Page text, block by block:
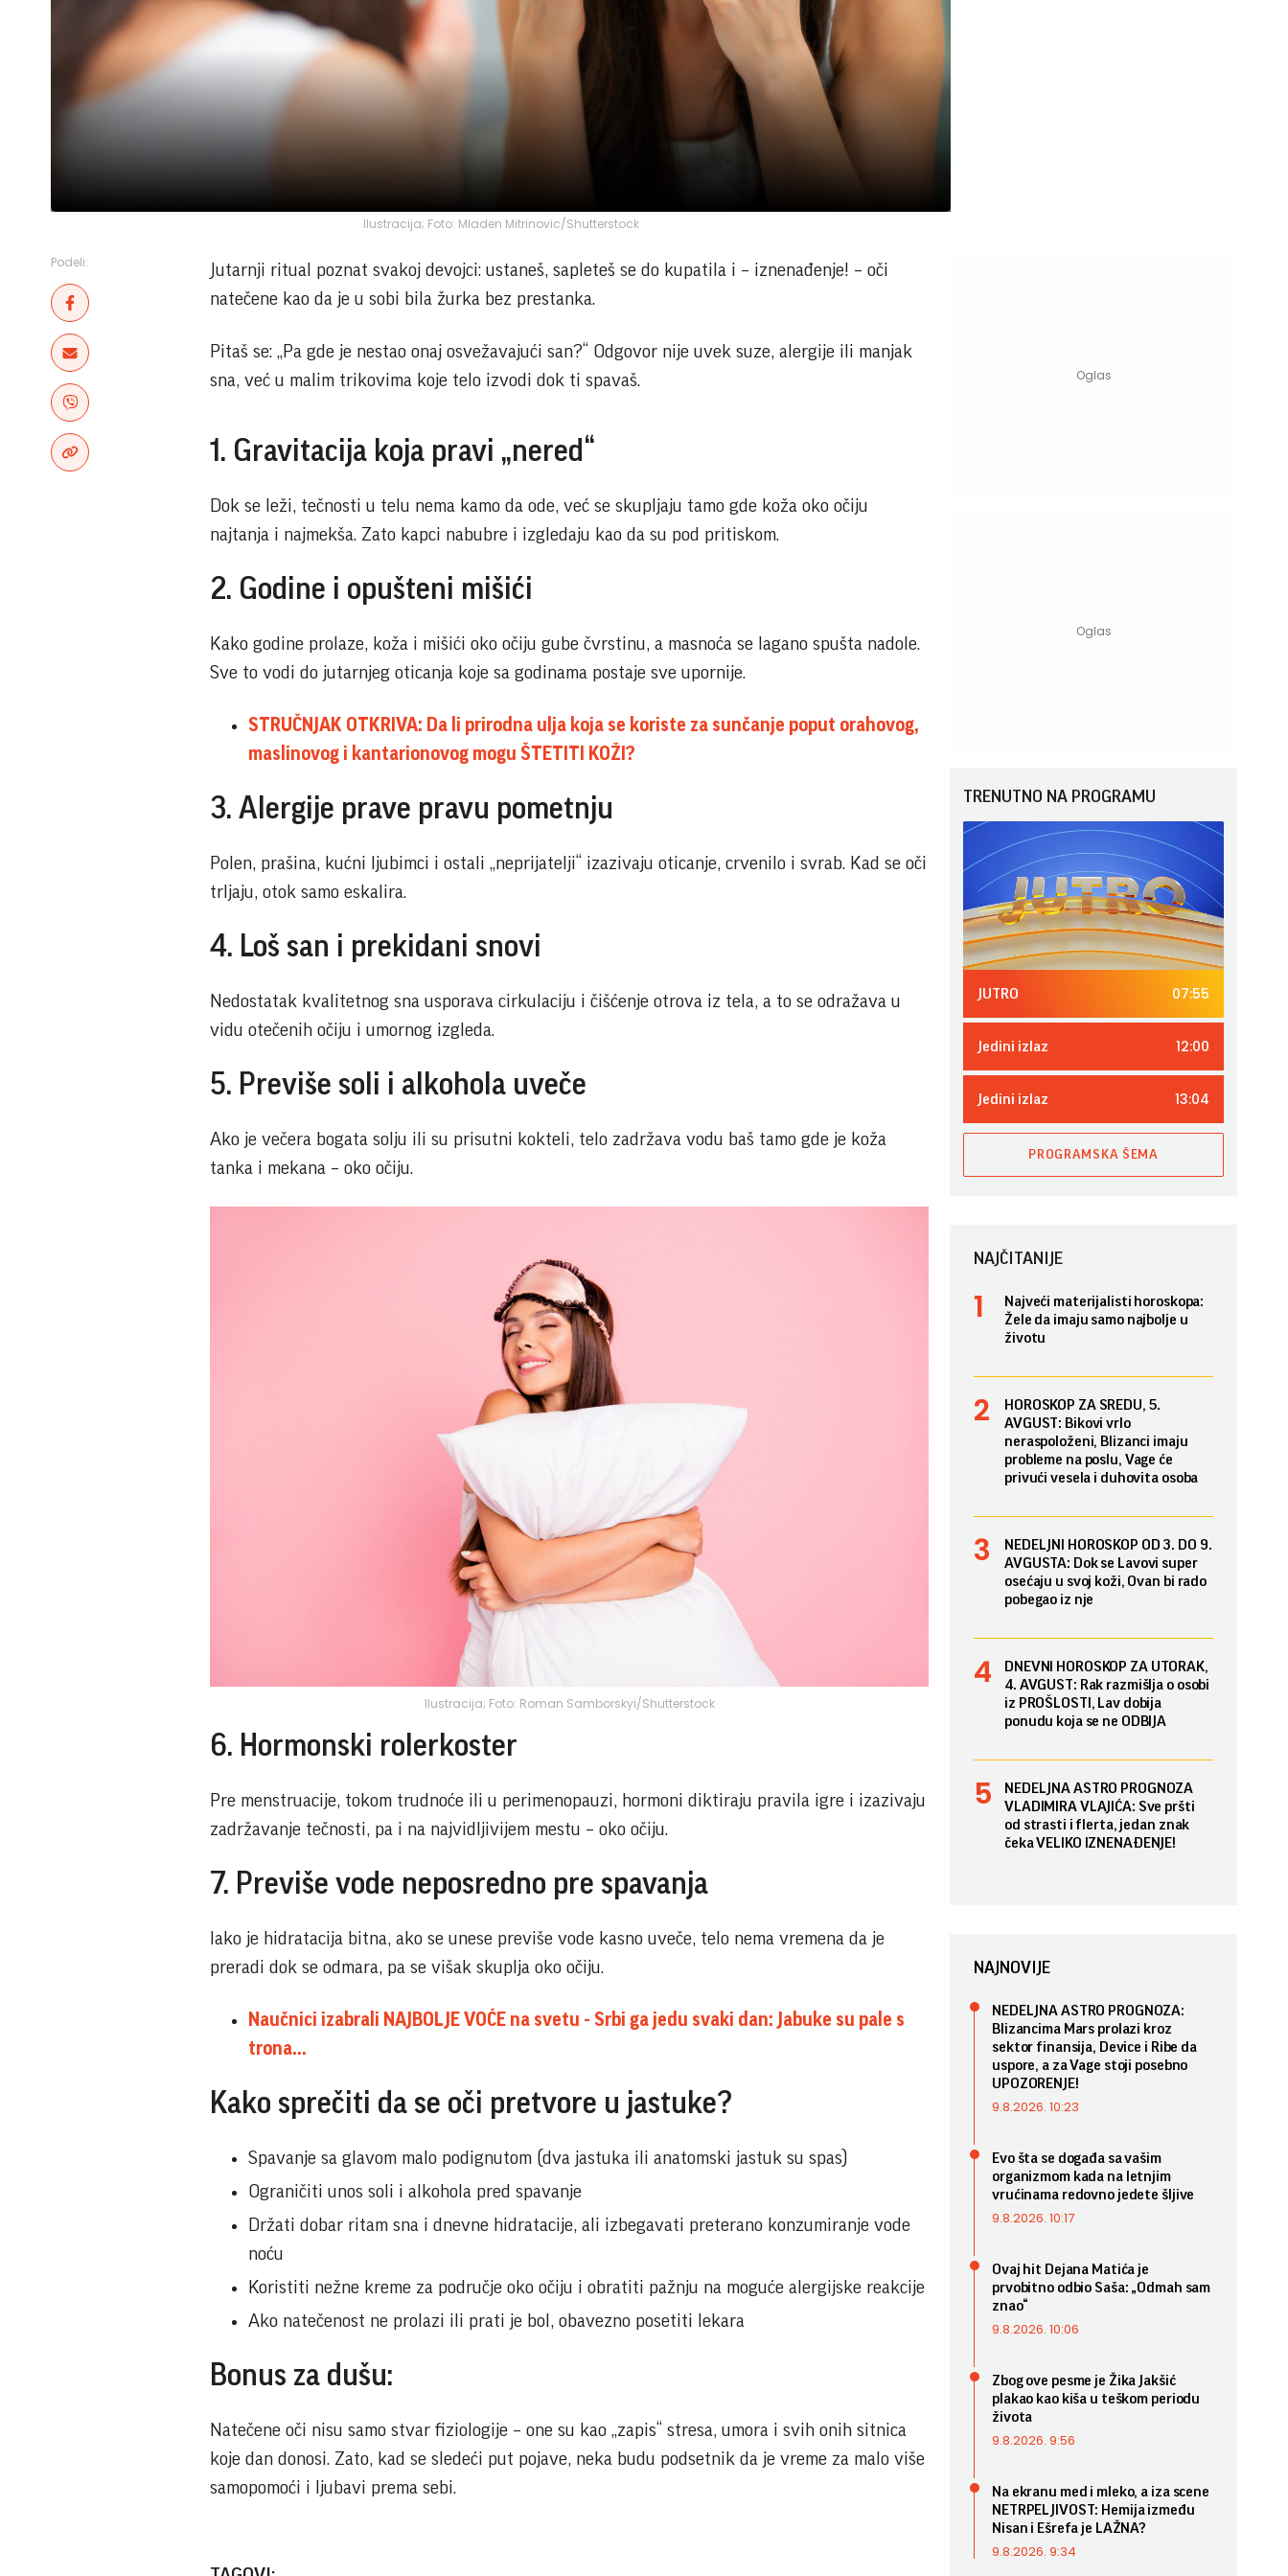
Ilustracija; Foto: Mladen Mitrinovic/Shutterstock
Podeli:
Jutarnji ritual poznat svakoj devojci: ustaneš, sapleteš se do kupatila i – iznenađenje! – oči
natečene kao da je u sobi bila žurka bez prestanka.
Pitaš se: „Pa gde je nestao onaj osvežavajući san?“ Odgovor nije uvek suze, alergije ili manjak
sna, već u malim trikovima koje telo izvodi dok ti spavaš.
1. Gravitacija koja pravi „nered“
Dok se leži, tečnosti u telu nema kamo da ode, već se skupljaju tamo gde koža oko očiju
najtanja i najmekša. Zato kapci nabubre i izgledaju kao da su pod pritiskom.
2. Godine i opušteni mišići
Kako godine prolaze, koža i mišići oko očiju gube čvrstinu, a masnoća se lagano spušta nadole.
Sve to vodi do jutarnjeg oticanja koje sa godinama postaje sve upornije.
STRUČNJAK OTKRIVA: Da li prirodna ulja koja se koriste za sunčanje poput orahovog,
maslinovog i kantarionovog mogu ŠTETITI KOŽI?
3. Alergije prave pravu pometnju
Polen, prašina, kućni ljubimci i ostali „neprijatelji“ izazivaju oticanje, crvenilo i svrab. Kad se oči
trljaju, otok samo eskalira.
4. Loš san i prekidani snovi
Nedostatak kvalitetnog sna usporava cirkulaciju i čišćenje otrova iz tela, a to se odražava u
vidu otečenih očiju i umornog izgleda.
5. Previše soli i alkohola uveče
Ako je večera bogata solju ili su prisutni kokteli, telo zadržava vodu baš tamo gde je koža
tanka i mekana – oko očiju.
Ilustracija; Foto: Roman Samborskyi/Shutterstock
6. Hormonski rolerkoster
Pre menstruacije, tokom trudnoće ili u perimenopauzi, hormoni diktiraju pravila igre i izazivaju
zadržavanje tečnosti, pa i na najvidljivijem mestu – oko očiju.
7. Previše vode neposredno pre spavanja
Iako je hidratacija bitna, ako se unese previše vode kasno uveče, telo nema vremena da je
preradi dok se odmara, pa se višak skuplja oko očiju.
Naučnici izabrali NAJBOLJE VOĆE na svetu - Srbi ga jedu svaki dan: Jabuke su pale s
trona...
Kako sprečiti da se oči pretvore u jastuke?
Spavanje sa glavom malo podignutom (dva jastuka ili anatomski jastuk su spas)
Ograničiti unos soli i alkohola pred spavanje
Držati dobar ritam sna i dnevne hidratacije, ali izbegavati preterano konzumiranje vode
noću
Koristiti nežne kreme za područje oko očiju i obratiti pažnju na moguće alergijske reakcije
Ako natečenost ne prolazi ili prati je bol, obavezno posetiti lekara
Bonus za dušu:
Natečene oči nisu samo stvar fiziologije – one su kao „zapis“ stresa, umora i svih onih sitnica
koje dan donosi. Zato, kad se sledeći put pojave, neka budu podsetnik da je vreme za malo više
samopomoći i ljubavi prema sebi.
TRENUTNO NA PROGRAMU
JUTRO 07:55
Jedini izlaz 12:00
Jedini izlaz 13:04
PROGRAMSKA ŠEMA
NAJČITANIJE
Najveći materijalisti horoskopa:
Žele da imaju samo najbolje u
životu
HOROSKOP ZA SREDU, 5.
AVGUST: Bikovi vrlo
neraspoloženi, Blizanci imaju
probleme na poslu, Vage će
privući vesela i duhovita osoba
NEDELJNI HOROSKOP OD 3. DO 9.
AVGUSTA: Dok se Lavovi super
osećaju u svoj koži, Ovan bi rado
pobegao iz nje
DNEVNI HOROSKOP ZA UTORAK,
4. AVGUST: Rak razmišlja o osobi
iz PROŠLOSTI, Lav dobija
ponudu koja se ne ODBIJA
NEDELJNA ASTRO PROGNOZA
VLADIMIRA VLAJIĆA: Sve pršti
od strasti i flerta, jedan znak
čeka VELIKO IZNENAĐENJE!
NAJNOVIJE
NEDELJNA ASTRO PROGNOZA:
Blizancima Mars prolazi kroz
sektor finansija, Device i Ribe da
uspore, a za Vage stoji posebno
UPOZORENJE!
9.8.2026. 10:23
Evo šta se događa sa vašim
organizmom kada na letnjim
vrućinama redovno jedete šljive
9.8.2026. 10:17
Ovaj hit Dejana Matića je
prvobitno odbio Saša: „Odmah sam
znao“
9.8.2026. 10:06
Zbog ove pesme je Žika Jakšić
plakao kao kiša u teškom periodu
života
9.8.2026. 9:56
Na ekranu med i mleko, a iza scene
NETRPELJIVOST: Hemija između
Nisan i Ešrefa je LAŽNA?
9.8.2026. 9:34